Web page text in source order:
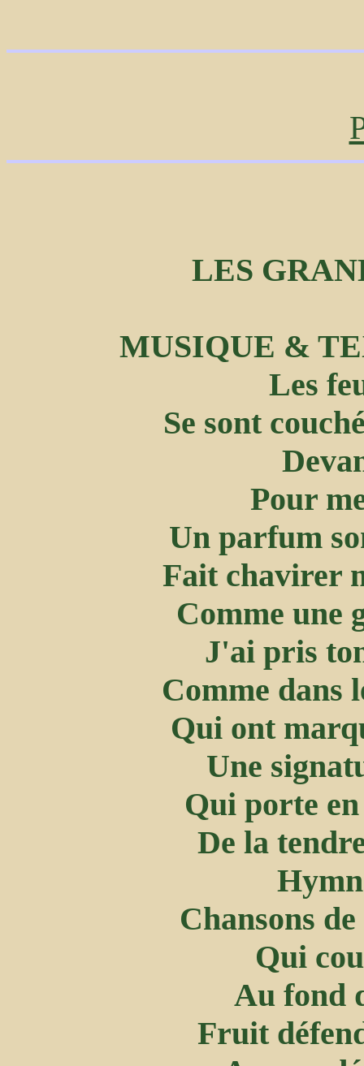
LES
MUSIQUE &
Les
Se sont
Pour
Un parfum
Fait chavirer
Comme une
J'ai pris
Comme dans
Qui ont
Une
Qui porte
De la
Chansons
Qui
Au fond
Fruit